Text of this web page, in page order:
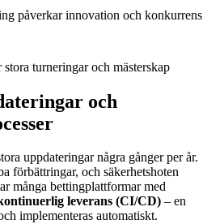
påverkar innovation och konkurrens
turneringar och mästerskap
och
uppdateringar några gånger per år.
förbättringar, och säkerhetshoten
många bettingplattformar med
leverans (CI/CD) – en
implementeras automatiskt.